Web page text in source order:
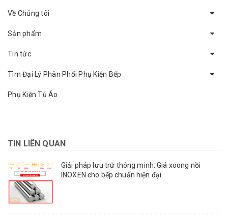
Về Chúng tôi
Sản phẩm
Tin tức
Tìm Đại Lý Phân Phối Phụ Kiện Bếp
Phụ Kiện Tủ Áo
TIN LIÊN QUAN
Giải pháp lưu trữ thông minh: Giá xoong nồi
INOXEN cho bếp chuẩn hiện đại